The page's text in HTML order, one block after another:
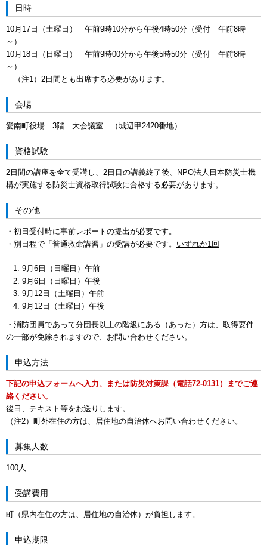
日時
10月17日（土曜日） 午前9時10分から午後4時50分（受付 午前8時
10月18日（日曜日） 午前9時00分から午後5時50分（受付 午前8時
～
（注1）2日間とも出席する必要があります。
会場
愛南町役場 3階 大会議室 （城辺甲2420番地）
資格試験
2日間の講座を全て受講し、2日目の講義終了後、NPO法人日本防災士機
構が実施する防災士資格取得試験に合格する必要があります。
その他
・初日受付時に事前レポートの提出が必要です。
・別日程で「普通救命講習」の受講が必要です。 いずれか1回
9月6日（日曜日）午前
9月6日（日曜日）午後
9月12日（土曜日）午前
9月12日（土曜日）午後
・消防団員であって分団長以上の階級にある（あった）方は、取得要件
の一部が免除されますので、お問い合わせください。
申込方法
下記の申込フォームへ入力、または防災対策課（電話72-0131）までご連
絡ください。
後日、テキスト等をお送りします。
（注2）町外在住の方は、居住地の自治体へお問い合わせください。
募集人数
100人
受講費用
町（県内在住の方は、居住地の自治体）が負担します。
申込期限